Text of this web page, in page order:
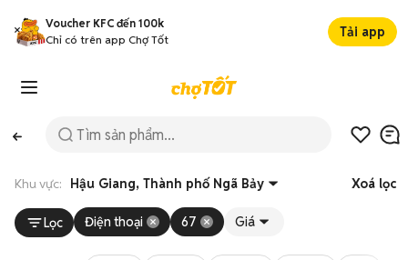
Voucher KFC đến 100k
Chỉ có trên app Chợ Tốt
Tải app
Khu vực: Hậu Giang, Thành phố Ngã Bảy Xoá lọc
Lọc Điện thoại 67 Giá